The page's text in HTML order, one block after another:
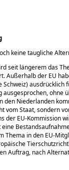
keine taugliche
seit längerem das
Außerhalb der EU
Schweiz) ausdrücklich
ausgesprochen, ohne
den Niederlanden
vom Staat, sondern
der EU-Kommission
eine
Thema in den EU-
Auftrag, nach